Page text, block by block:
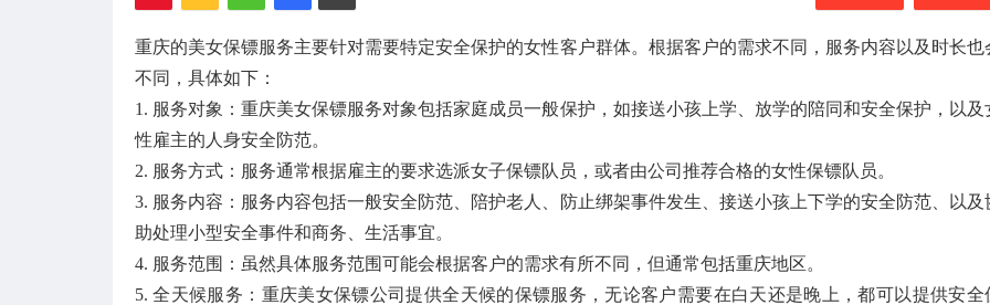
重庆的美女保镖服务主要针对需要特定安全保护的女性客户群体。根据客户的需求不同，服务内容以及时长也
不同，具体如下：
1. 服务对象：重庆美女保镖服务对象包括家庭成员一般保护，如接送小孩上学、放学的陪同和安全保护，以及
性雇主的人身安全防范。
2. 服务方式：服务通常根据雇主的要求选派女子保镖队员，或者由公司推荐合格的女性保镖队员。
3. 服务内容：服务内容包括一般安全防范、陪护老人、防止绑架事件发生、接送小孩上下学的安全防范、以及
助处理小型安全事件和商务、生活事宜。
4. 服务范围：虽然具体服务范围可能会根据客户的需求有所不同，但通常包括重庆地区。
5. 全天候服务：重庆美女保镖公司提供全天候的保镖服务，无论客户需要在白天还是晚上，都可以提供安全